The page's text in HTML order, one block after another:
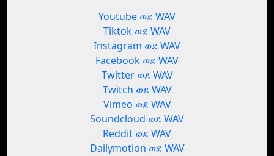
Youtube ወደ WAV
Tiktok ወደ WAV
Instagram ወደ WAV
Facebook ወደ WAV
Twitter ወደ WAV
Twitch ወደ WAV
Vimeo ወደ WAV
Soundcloud ወደ WAV
Reddit ወደ WAV
Dailymotion ወደ WAV